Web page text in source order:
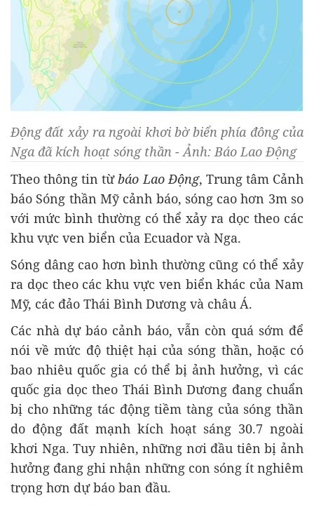
Động đất xảy ra ngoài khơi bờ biển phía đông của
Nga đã kích hoạt sóng thần - Ảnh: Báo Lao Động
Theo thông tin từbáo Lao Động, Trung tâm Cảnh
báo Sóng thần Mỹ cảnh báo, sóng cao hơn 3m so
với mức bình thường có thể xảy ra dọc theo các
khu vực ven biển của Ecuador và Nga.
Sóng dâng cao hơn bình thường cũng có thể xảy
ra dọc theo các khu vực ven biển khác của Nam
Mỹ, các đảo Thái Bình Dương và châu Á.
Các nhà dự báo cảnh báo, vẫn còn quá sớm để
nói về mức độ thiệt hại của sóng thần, hoặc có
bao nhiêu quốc gia có thể bị ảnh hưởng, vì các
quốc gia dọc theo Thái Bình Dương đang chuẩn
bị cho những tác động tiềm tàng của sóng thần
do động đất mạnh kích hoạt sáng 30.7 ngoài
khơi Nga. Tuy nhiên, những nơi đầu tiên bị ảnh
hưởng đang ghi nhận những con sóng ít nghiêm
trọng hơn dự báo ban đầu.